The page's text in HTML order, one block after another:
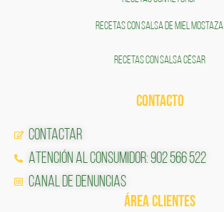
RECETAS CON SALSA DE MIEL MOSTAZA
RECETAS CON SALSA CÉSAR
CONTACTO
Contactar
Atención al Consumidor: 902 566 522
Canal de Denuncias
ÁREA CLIENTES